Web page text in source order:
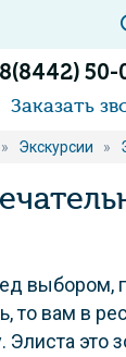
8(8442) 50-
Заказать
» Экскурсии »
выбором,
то вам в
это